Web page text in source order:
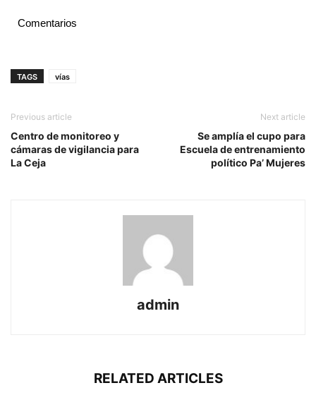
Comentarios
TAGS vías
Previous article
Centro de monitoreo y
cámaras de vigilancia para
La Ceja
Next article
Se amplía el cupo para
Escuela de entrenamiento
político Pa’ Mujeres
admin
RELATED ARTICLES